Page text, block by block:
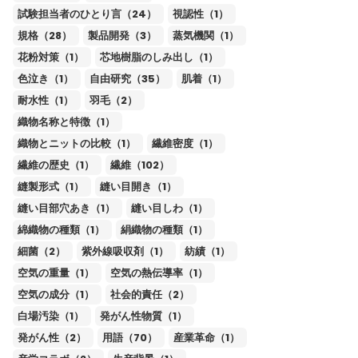
試験担当者のひとり言（24）
視認性（1）
規格（28）
製品開発（3）
蒸気機関（1）
花粉対策（1）
芯地樹脂のしみ出し（1）
色泣き（1）
自由研究（35）
肌着（1）
耐水性（1）
羽毛（2）
織物名称と特徴（1）
織物とニットの比較（1）
繊維密度（1）
繊維の歴史（1）
繊維（102）
縫製形式（1）
縫い目開き（1）
縫い目部穴あき（1）
縫い目しわ（1）
綿織物の種類（1）
絹織物の種類（1）
細菌（2）
紫外線吸収剤（1）
紡績（1）
空気の重量（1）
空気の熱伝導率（1）
空気の成分（1）
社会的責任（2）
白場汚染（1）
発がん性物質（1）
発がん性（2）
用語（70）
産業革命（1）